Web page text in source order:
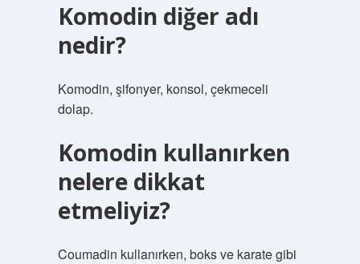
Komodin diğer adı
nedir?
Komodin, şifonyer, konsol, çekmeceli
dolap.
Komodin kullanırken
nelere dikkat
etmeliyiz?
Coumadin kullanırken, boks ve karate gibi